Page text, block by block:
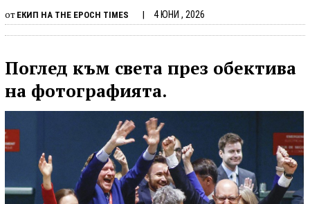
от ЕКИП НА THE EPOCH TIMES 4 ЮНИ , 2026
Поглед към света през обектива
на фотографията.